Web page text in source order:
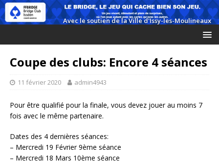
Coupe des clubs: Encore 4 séances
11 février 2020 admin4943
Pour être qualifié pour la finale, vous devez jouer au moins 7
fois avec le même partenaire.
Dates des 4 dernières séances:
– Mercredi 19 Février 9ème séance
– Mercredi 18 Mars 10ème séance